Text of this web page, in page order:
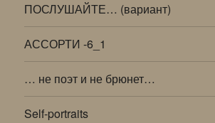
ПОСЛУШАЙТЕ… (вариант)
АССОРТИ -6_1
… не поэт и не брюнет…
Self-portraits